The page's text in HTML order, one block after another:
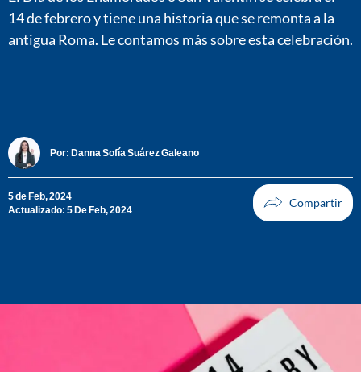
14 de febrero y tiene una historia que se remonta a la
antigua Roma. Le contamos más sobre esta celebración.
Por: Danna Sofía Suárez Galeano
5 de Feb, 2024
Actualizado: 5 De Feb, 2024